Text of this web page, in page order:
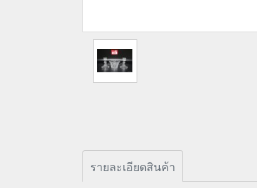
รายละเอียดสินค้า